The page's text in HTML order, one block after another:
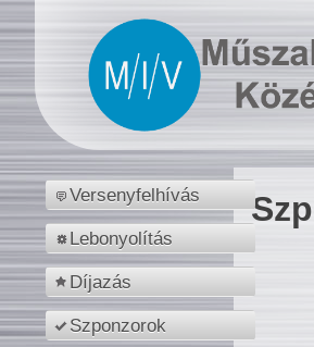
Versenyfelhívás
Lebonyolítás
Díjazás
Szponzorok